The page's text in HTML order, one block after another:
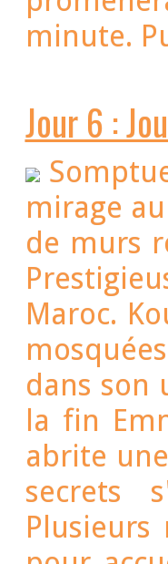
minute.
Jour 6 :
mirage
de murs
Maroc.
dans son
la fin
abrite
secrets